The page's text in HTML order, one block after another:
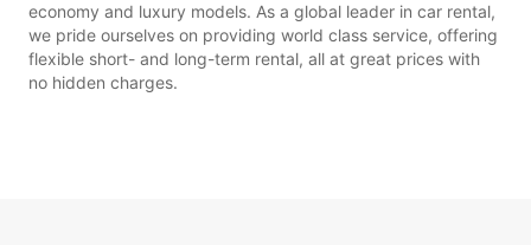
economy and luxury models. As a global leader in car rental,
we pride ourselves on providing world class service, offering
flexible short- and long-term rental, all at great prices with
no hidden charges.